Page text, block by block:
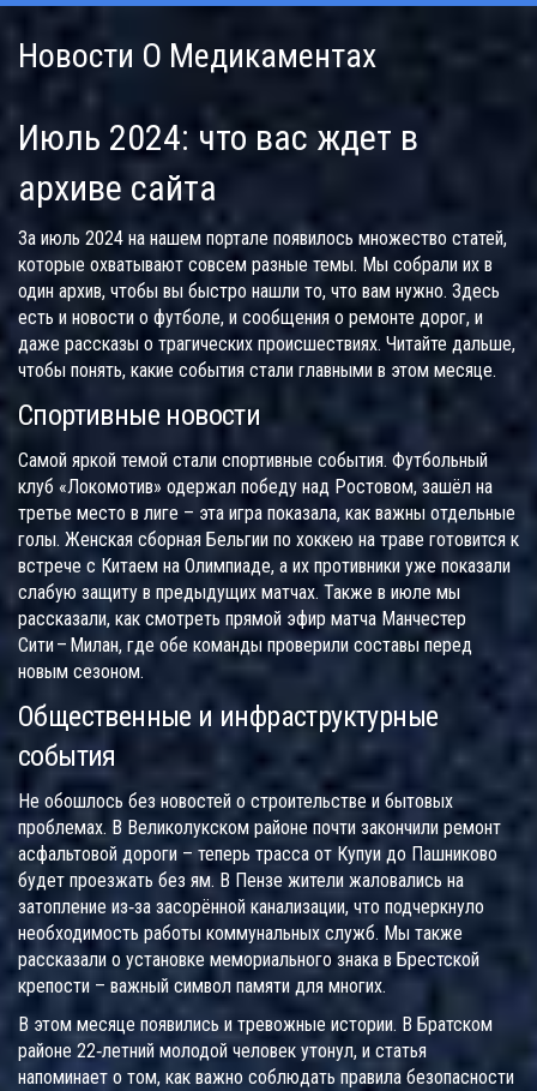
Новости О Медикаментах
Июль 2024: что вас ждет в
архиве сайта
За июль 2024 на нашем портале появилось множество статей,
которые охватывают совсем разные темы. Мы собрали их в
один архив, чтобы вы быстро нашли то, что вам нужно. Здесь
есть и новости о футболе, и сообщения о ремонте дорог, и
даже рассказы о трагических происшествиях. Читайте дальше,
чтобы понять, какие события стали главными в этом месяце.
Спортивные новости
Самой яркой темой стали спортивные события. Футбольный
клуб «Локомотив» одержал победу над Ростовом, зашёл на
третье место в лиге – эта игра показала, как важны отдельные
голы. Женская сборная Бельгии по хоккею на траве готовится к
встрече с Китаем на Олимпиаде, а их противники уже показали
слабую защиту в предыдущих матчах. Также в июле мы
рассказали, как смотреть прямой эфир матча Манчестер
Сити – Милан, где обе команды проверили составы перед
новым сезоном.
Общественные и инфраструктурные
события
Не обошлось без новостей о строительстве и бытовых
проблемах. В Великолукском районе почти закончили ремонт
асфальтовой дороги – теперь трасса от Купуи до Пашниково
будет проезжать без ям. В Пензе жители жаловались на
затопление из‑за засорённой канализации, что подчеркнуло
необходимость работы коммунальных служб. Мы также
рассказали о установке мемориального знака в Брестской
крепости – важный символ памяти для многих.
В этом месяце появились и тревожные истории. В Братском
районе 22‑летний молодой человек утонул, и статья
напоминает о том, как важно соблюдать правила безопасности